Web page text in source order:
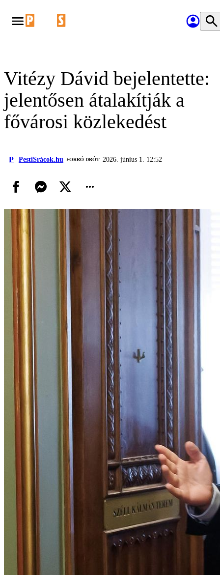
Vitézy Dávid bejelentette:
jelentősen átalakítják a
fővárosi közlekedést
P PestiSrácok.hu FORRÓ DRÓT 2026. június 1. 12:52